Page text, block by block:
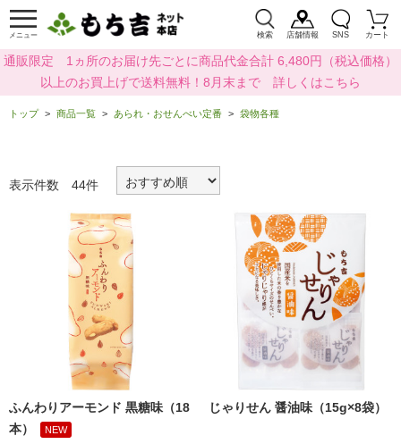
メニュー 検索 店舗情報 SNS カート
通販限定 1ヵ所のお届け先ごとに商品代金合計 6,480円（税込価格）
以上のお買上げで送料無料！8月末まで 詳しくはこちら
トップ 商品一覧 あられ・おせんべい定番 袋物各種
表示件数 44件
ふんわりアーモンド 黒糖味（18
本）
NEW
じゃりせん 醤油味（15g×8袋）